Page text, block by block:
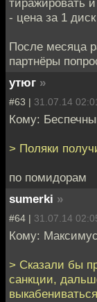
- цена за 1
После месяца
партнёры
утюг »
#63 | 31.07.14
Кому:
> Поляки
по помидорам
sumerki »
#64 | 31.07.14
Кому:
> Сказали бы
санкции,
выкабениваться